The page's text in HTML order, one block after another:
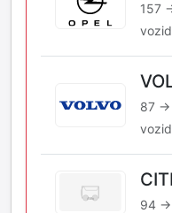
157
87 →
94 →